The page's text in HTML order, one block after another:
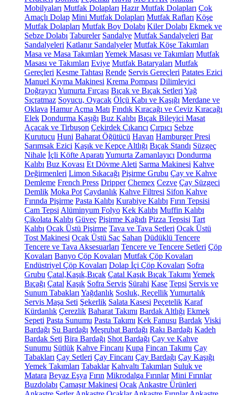
Mobilyaları Mutfak Dolapları Hazır Mutfak Dolapları Çok
Amaçlı Dolap Mini Mutfak Dolapları Mutfak Rafları Köşe
Mutfak Dolapları Mutfak Boy Dolabı Kiler Dolabı Ekmek ve
Sebze Dolabı Tabureler Sandalye Mutfak Sandalyeleri Bar
Sandalyeleri Katlanır Sandalyeler Mutfak Köşe Takımları
Masa ve Masa Takımları Yemek Masası ve Takımları Mutfak
Masası ve Takımları Eviye Mutfak Bataryaları Mutfak
Gereçleri Kesme Tahtası Rende Servis Gereçleri Patates Ezici
Manuel Kıyma Makinesi Krema Pompası Dilimleyici
Doğrayıcı Yumurta Fırçası Bıçak ve Bıçak Setleri Yağ
Sıçratmaz Soyucu, Oyacak Ölçü Kabı ve Kaşığı Merdane ve
Oklava Hamur Açma Matı Fındık Kıracağı ve Ceviz Kıracağı
Elek Dondurma Kaşığı Buz Kalıbı Bıçak Bileyici Masat
Açacak ve Tirbuşon Çekirdek Çıkarıcı Çırpıcı Sebze
Kurutucu Huni Baharat Öğütücü Havan Hamburger Presi
Sarımsak Ezici Kaşık ve Kepçe Altlığı Bıçak Standı Süzgeç
Nihale İçli Köfte Aparatı Yumurta Zamanlayıcı Dondurma
Kalıbı Buz Kovası Et Dövme Aleti Sarma Makinesi Kahve
Değirmenleri Limon Sıkacağı Pişirme Grubu Çay ve Kahve
Demleme French Press Dripper Chemex Cezve Çay Süzgeci
Demlik Moka Pot Çaydanlık Kahve Filtresi Sifon Kahve
Fırında Pişirme Pasta Kalıbı Kurabiye Kalıbı Fırın Tepsisi
Cam Tepsi Alüminyum Folyo Kek Kalıbı Muffin Kalıbı
Çikolata Kalıbı Güveç Pişirme Kağıdı Pizza Tepsisi Tart
Kalıbı Ocak Üstü Pişirme Tava ve Tava Setleri Ocak Üstü
Tost Makinesi Ocak Üstü Sac Sahan Düdüklü Tencere
Tencere ve Tava Aksesuarları Tencere ve Tencere Setleri Çöp
Kovaları Banyo Çöp Kovaları Mutfak Çöp Kovaları
Endüstriyel Çöp Kovaları Dolap İçi Çöp Kovaları Sofra
Grubu Çatal,Kaşık,Bıçak Çatal Kaşık Bıçak Takımı Yemek
Bıçağı Çatal Kaşık Sofra Servis Sürahi Kase Tepsi Servis ve
Sunum Tabakları Yağdanlık Sosluk, ReçellikYumurtalık
Servis Maşa Seti Şekerlik Salata Kasesi Peçetelik Karaf
Kürdanlık Çerezlik Baharat Takımı Bardak Altlığı Ekmek
Sepeti Pasta Sunumu Pasta Takımı Kek Fanusu Bardak Viski
Bardağı Su Bardağı Meşrubat Bardağı Rakı Bardağı Kadeh
Bardak Seti Bira Bardağı Shot Bardağı Çay ve Kahve
Sunumu Sütlük Kahve Fincanı Kupa Fincan Takımı Çay
Tabakları Çay Setleri Çay Fincanı Çay Bardağı Çay Kaşığı
Yemek Takımları Tabaklar Kahvaltı Takımları Suluk ve
Matara Beyaz Eşya Fırın Mikrodalga Fırınlar Mini Fırınlar
Buzdolabı Çamaşır Makinesi Ocak Ankastre Ürünleri